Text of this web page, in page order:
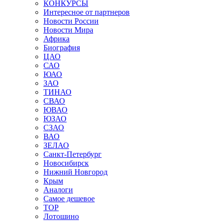
КОНКУРСЫ
Интересное от партнеров
Новости России
Новости Мира
Африка
Биография
ЦАО
САО
ЮАО
ЗАО
ТИНАО
СВАО
ЮВАО
ЮЗАО
СЗАО
ВАО
ЗЕЛАО
Санкт-Петербург
Новосибирск
Нижний Новгород
Крым
Аналоги
Самое дешевое
TOP
Лотошино